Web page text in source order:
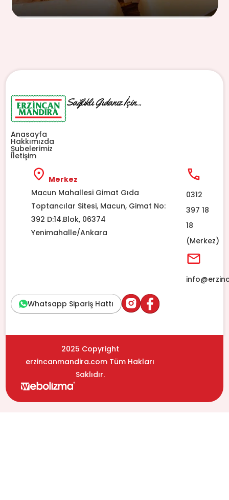
Sağlıklı Gıdanız İçin...
Anasayfa
Hakkımızda
Şubelerimiz
İletişim
Merkez
Macun Mahallesi Gimat Gıda
Toptancılar Sitesi, Macun, Gimat No:
392 D:14.Blok, 06374
Yenimahalle/Ankara
0312
397 18
18
(Merkez)
Whatsapp Sipariş Hattı
2025 Copyright
erzincanmandira.com Tüm Hakları
Saklıdır.